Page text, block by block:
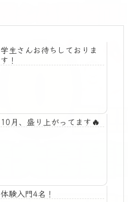
学生さんお待ちしておりま
す！
10月、盛り上がってます🔥
体験入門4名！